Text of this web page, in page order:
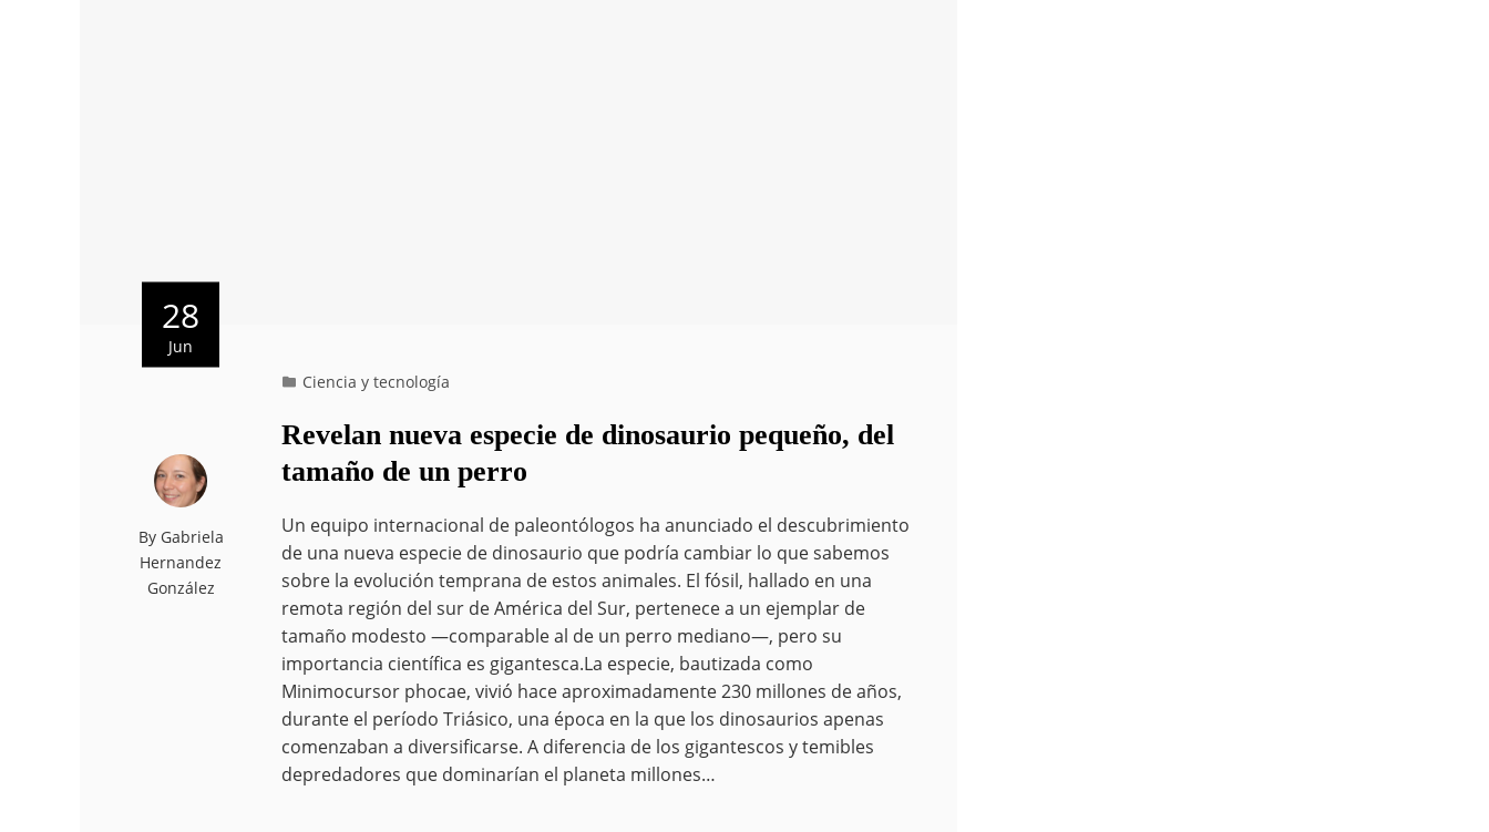
28
Jun
By Gabriela
Hernandez
González
Ciencia y tecnología
Revelan nueva especie de dinosaurio pequeño, del
tamaño de un perro
Un equipo internacional de paleontólogos ha anunciado el descubrimiento
de una nueva especie de dinosaurio que podría cambiar lo que sabemos
sobre la evolución temprana de estos animales. El fósil, hallado en una
remota región del sur de América del Sur, pertenece a un ejemplar de
tamaño modesto —comparable al de un perro mediano—, pero su
importancia científica es gigantesca.La especie, bautizada como
Minimocursor phocae, vivió hace aproximadamente 230 millones de años,
durante el período Triásico, una época en la que los dinosaurios apenas
comenzaban a diversificarse. A diferencia de los gigantescos y temibles
depredadores que dominarían el planeta millones…